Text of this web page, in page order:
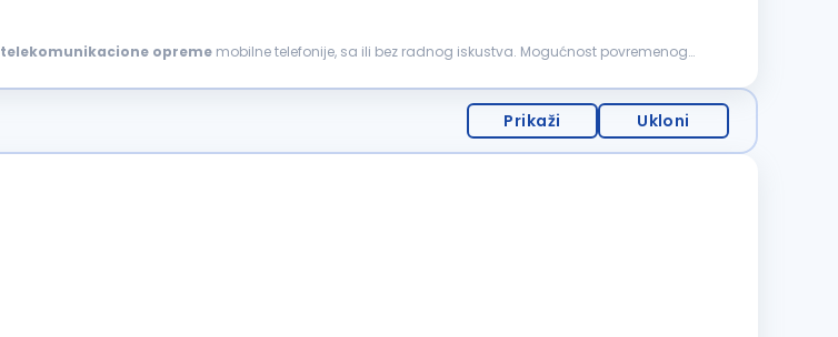
telekomunikacione opreme mobilne telefonije, sa ili bez radnog iskustva. Mogućnost povremenog
Prikaži Ukloni